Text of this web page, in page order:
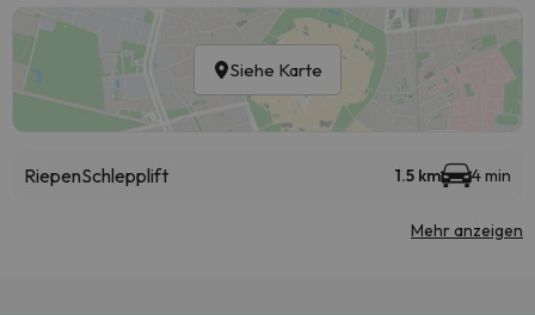
Siehe Karte
RiepenSchlepplift 1.5 km 4 min
Mehr anzeigen